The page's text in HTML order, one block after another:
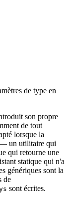
de type en
son propre
de tout
lorsque la
— un utilitaire qui
qui retourne une
statique qui n'a
génériques sont la
de
sont écrites.